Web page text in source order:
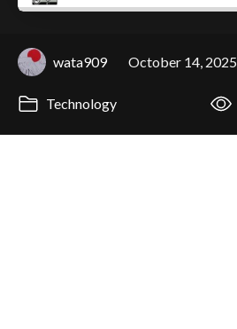
wata909 October 14, 2025
Technology